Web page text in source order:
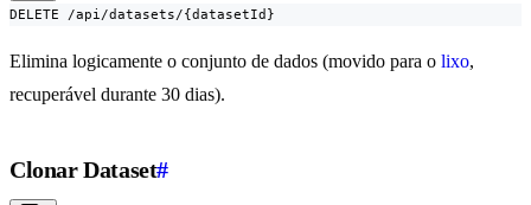
DELETE /api/datasets/{datasetId}
Elimina logicamente o conjunto de dados (movido para o lixo,
recuperável durante 30 dias).
Clonar Dataset#